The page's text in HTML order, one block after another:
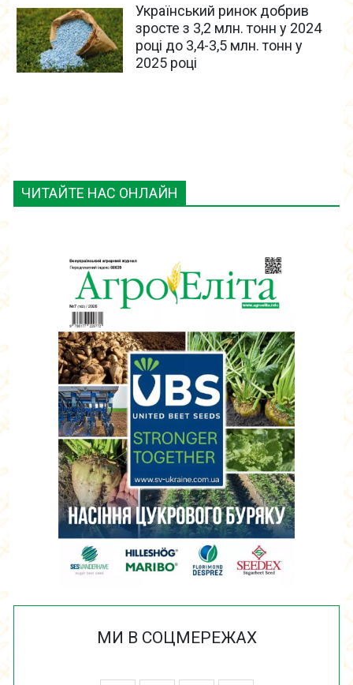
ЧИТАЙТЕ НАС ОНЛАЙН
МИ В СОЦМЕРЕЖАХ
Український ринок добрив
зросте з 3,2 млн. тонн у 2024
році до 3,4-3,5 млн. тонн у
2025 році